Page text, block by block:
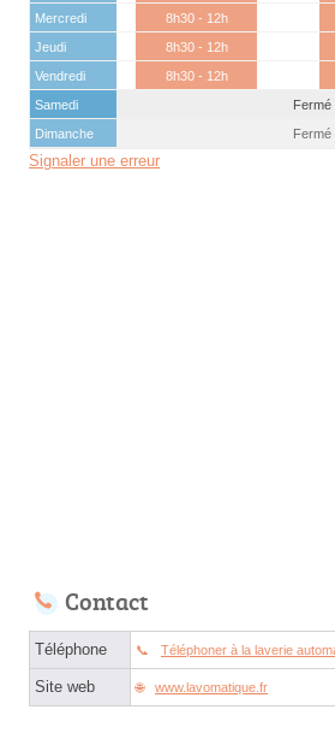
Mercredi
8h30 - 12h
Jeudi
8h30 - 12h
Vendredi
8h30 - 12h
Samedi
Fermé
Dimanche
Fermé
Signaler une erreur
Contact
Téléphone Téléphoner à la laverie
Site web www.lavomatique.fr